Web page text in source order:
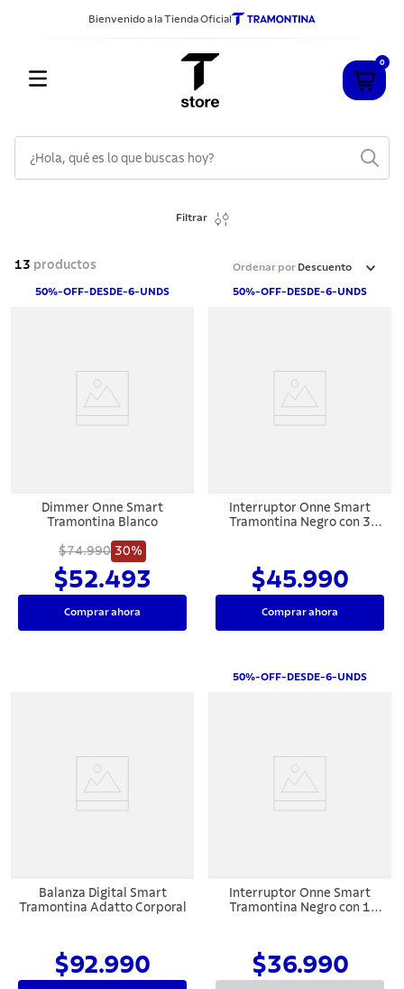
Bienvenido a la Tienda Oficial
0
Filtrar
13 productos Ordenar por Descuento
50%-OFF-DESDE-6-UNDS
Dimmer Onne Smart
Tramontina Blanco
$74.990 30%
$52.493
Comprar ahora
50%-OFF-DESDE-6-UNDS
Interruptor Onne Smart
Tramontina Negro con 3
$45.990
Comprar ahora
Balanza Digital Smart
Tramontina Adatto Corporal
$92.990
50%-OFF-DESDE-6-UNDS
Interruptor Onne Smart
Tramontina Negro con 1
$36.990
2.
sarten
3.
cubiertos
442
10. termo